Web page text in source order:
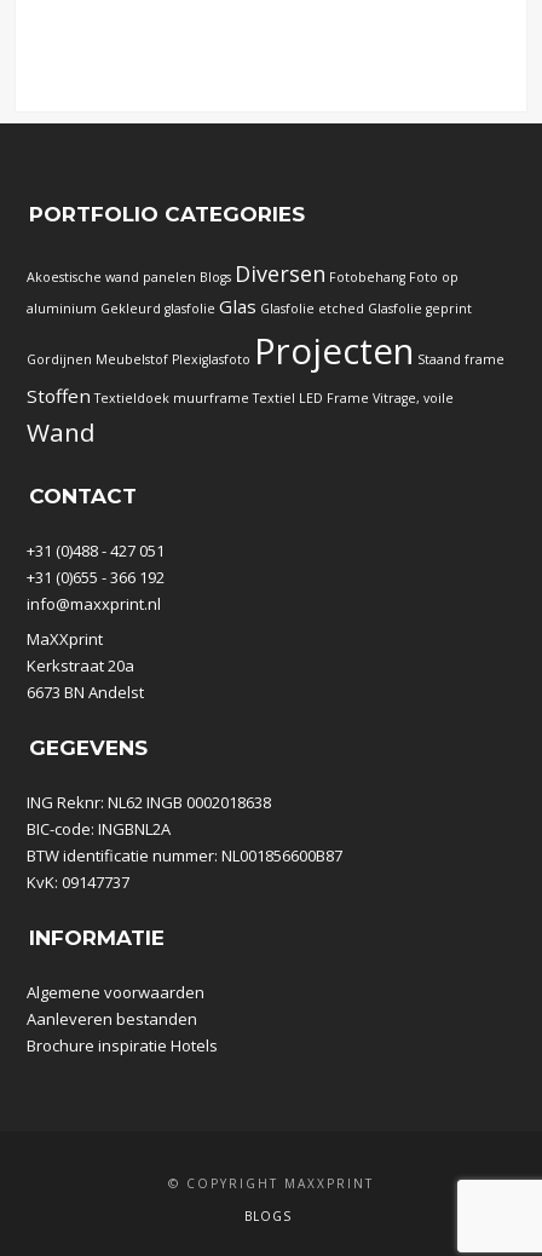
PORTFOLIO CATEGORIES
Akoestische wand panelen Blogs Diversen Fotobehang Foto op
aluminium Gekleurd glasfolie Glas Glasfolie etched Glasfolie geprint
Gordijnen Meubelstof Plexiglasfoto Projecten Staand frame
Stoffen Textieldoek muurframe Textiel LED Frame Vitrage, voile
Wand
CONTACT
+31 (0)488 - 427 051
+31 (0)655 - 366 192
info@maxxprint.nl
MaXXprint
Kerkstraat 20a
6673 BN Andelst
GEGEVENS
ING Reknr: NL62 INGB 0002018638
BIC-code: INGBNL2A
BTW identificatie nummer: NL001856600B87
KvK: 09147737
INFORMATIE
Algemene voorwaarden
Aanleveren bestanden
Brochure inspiratie Hotels
© COPYRIGHT MAXXPRINT
BLOGS